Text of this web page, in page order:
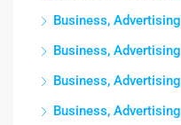
Business, Advertising
Business, Advertising
Business, Advertising
Business, Advertising